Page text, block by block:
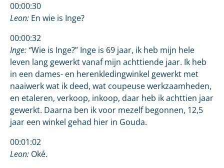
00:00:30
Leon: En wie is Inge?
00:00:32
Inge: “Wie is Inge?” Inge is 69 jaar, ik heb mijn hele
leven lang gewerkt vanaf mijn achttiende jaar. Ik heb
in een dames- en herenkledingwinkel gewerkt met
naaiwerk wat ik deed, wat coupeuse werkzaamheden,
en etaleren, verkoop, inkoop, daar heb ik achttien jaar
gewerkt. Daarna ben ik voor mezelf begonnen, 12,5
jaar een winkel gehad hier in Gouda.
00:01:02
Leon: Oké.